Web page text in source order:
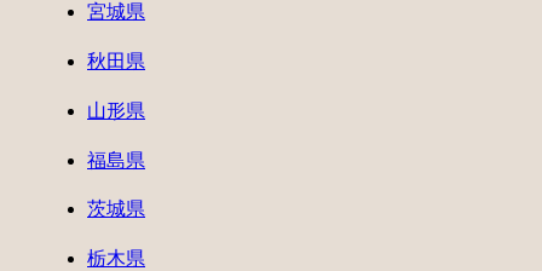
宮城県
秋田県
山形県
福島県
茨城県
栃木県